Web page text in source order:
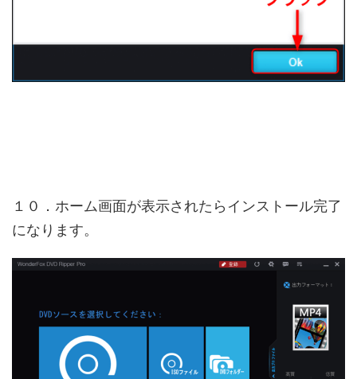
１０．ホーム画面が表示されたらインストール完了
になります。